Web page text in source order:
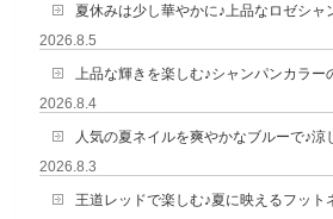
夏休みは少し華やかに♪上品なロゼシャ
2026.8.5
上品な輝きを楽しむ♪シャンパンカラー
2026.8.4
人気の夏ネイルを爽やかなブルーで♪涼
2026.8.3
王道レッドで楽しむ♪夏に映えるフット